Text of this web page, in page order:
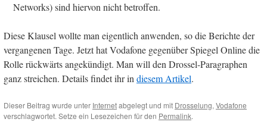
Networks) sind hiervon nicht betroffen.
Diese Klausel wollte man eigentlich anwenden, so die Berichte der
vergangenen Tage. Jetzt hat Vodafone gegenüber Spiegel Online die
Rolle rückwärts angekündigt. Man will den Drossel-Paragraphen
ganz streichen. Details findet ihr indiesem Artikel.
Dieser Beitrag wurde unter Internetabgelegt und mit Drosselung, Vodafone
verschlagwortet. Setze ein Lesezeichen für den Permalink.